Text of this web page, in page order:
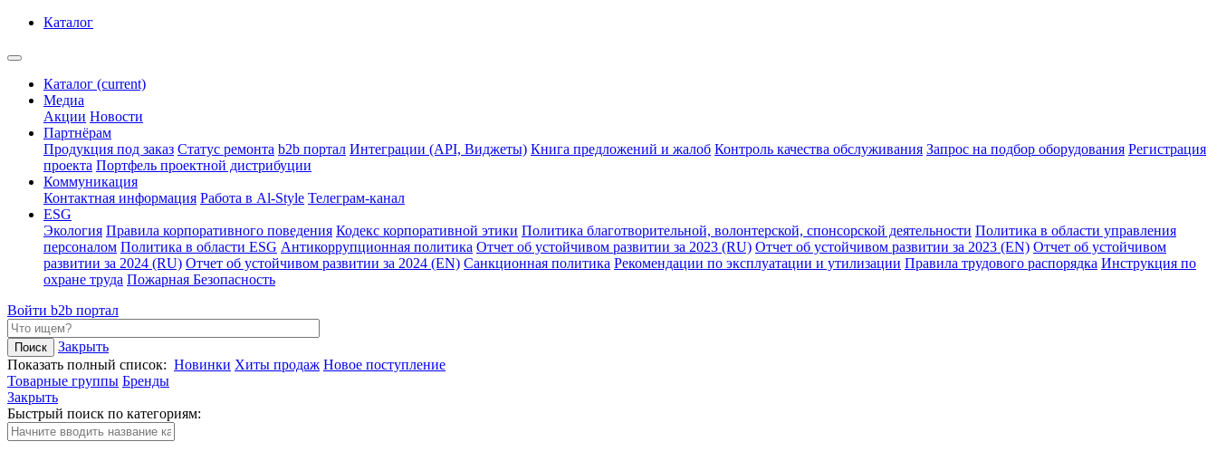
Каталог
Каталог (current)
Медиа
Акции Новости
Партнёрам
Продукция под заказ Статус ремонта b2b портал Интеграции (API, Виджеты) Книга предложений и жалоб Контроль качества обслуживания Запрос на подбор оборудования Регистрация
проекта Портфель проектной дистрибуции
Коммуникация
Контактная информация Работа в Al-Style Телеграм-канал
ESG
Экология Правила корпоративного поведения Кодекс корпоративной этики Политика благотворительной, волонтерской, спонсорской деятельности Политика в области управления
персоналом Политика в области ESG Антикоррупционная политика Отчет об устойчивом развитии за 2023 (RU) Отчет об устойчивом развитии за 2023 (EN) Отчет об устойчивом
развитии за 2024 (RU) Отчет об устойчивом развитии за 2024 (EN) Санкционная политика Рекомендации по эксплуатации и утилизации Правила трудового распорядка Инструкция по
охране труда Пожарная Безопасность
Войти b2b портал
Закрыть
Показать полный список: Новинки Хиты продаж Новое поступление
Товарные группы Бренды
Закрыть
Быстрый поиск по категориям: